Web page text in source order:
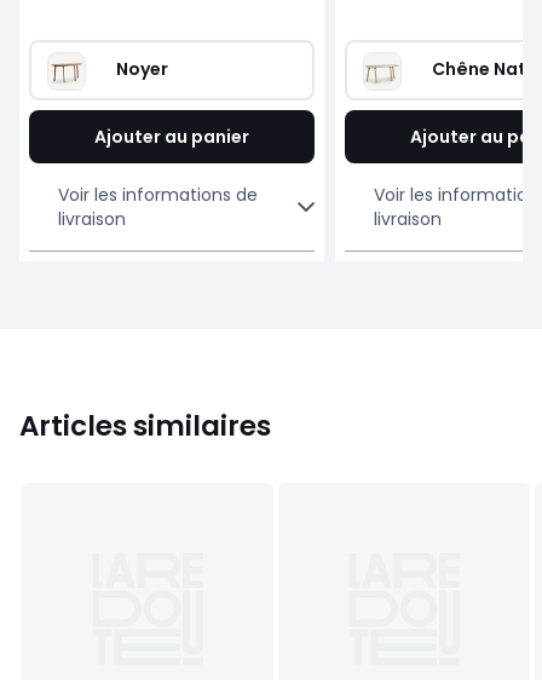
Noyer
Ajouter au panier
Voir les informations de
livraison
Chêne
Ajouter au
Voir les
livraison
Articles similaires